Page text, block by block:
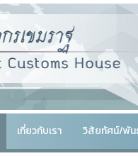
เกี่ยวกับเรา วิสัยทัศน์/พั